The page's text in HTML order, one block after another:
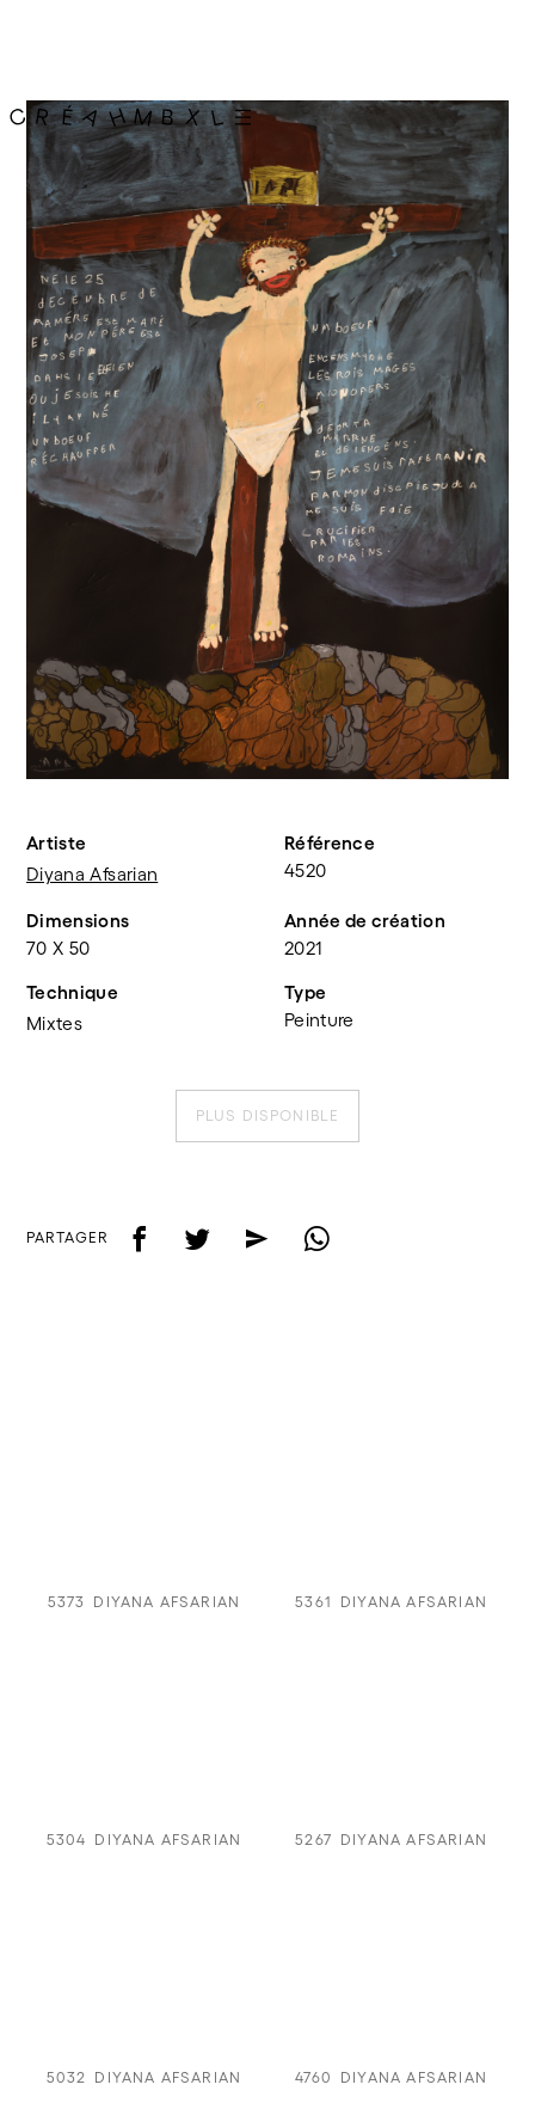
Artiste
Diyana Afsarian
Référence
4520
Dimensions
70 X 50
Année de création
2021
Technique
Mixtes
Type
Peinture
PLUS DISPONIBLE
PARTAGER f t e w
5373 DIYANA AFSARIAN 5361 DIYANA AFSARIAN
5304 DIYANA AFSARIAN 5267 DIYANA AFSARIAN
5032 DIYANA AFSARIAN 4760 DIYANA AFSARIAN